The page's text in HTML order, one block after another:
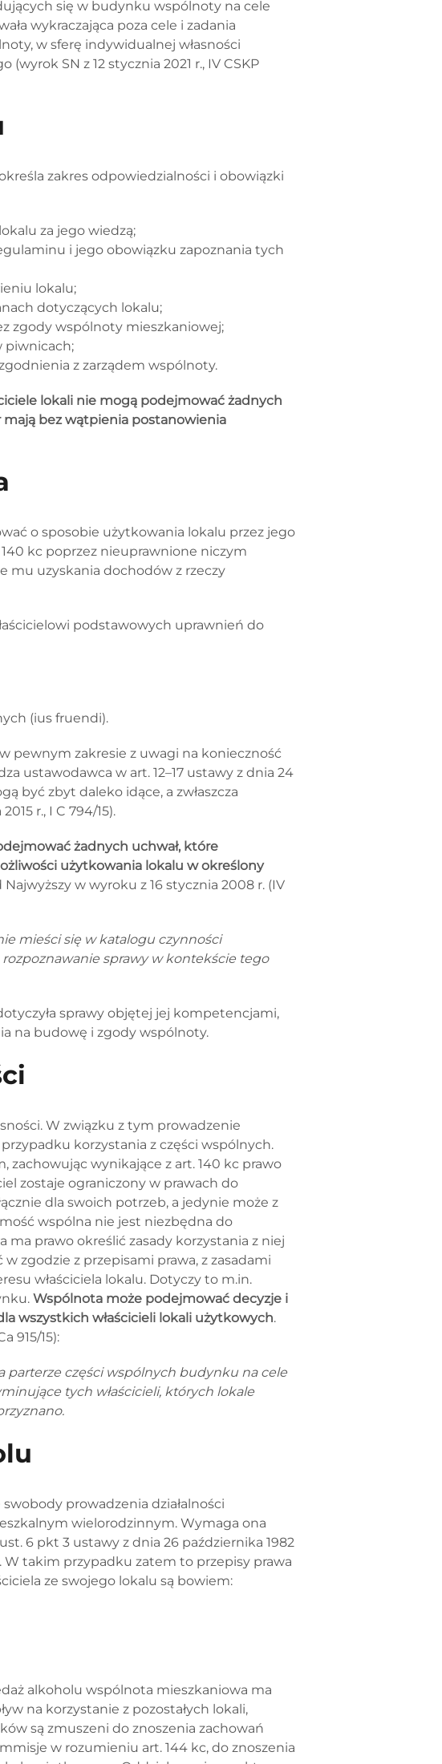
się w budynku wspólnoty na cele
wykraczająca poza cele i zadania
w sferę indywidualnej własności
SN z 12 stycznia 2021 r., IV CSKP
zakres odpowiedzialności i obowiązki
za jego wiedzą;
i jego obowiązku zapoznania tych
lokalu;
dotyczących lokalu;
zgody wspólnoty mieszkaniowej;
piwnicach;
z zarządem wspólnoty.
lokali nie mogą podejmować żadnych
mają bez wątpienia postanowienia
o sposobie użytkowania lokalu przez jego
140 kc poprzez nieuprawnione niczym
mu uzyskania dochodów z rzeczy
podstawowych uprawnień do
(ius fruendi).
pewnym zakresie z uwagi na konieczność
ustawodawca w art. 12–17 ustawy z dnia 24
być zbyt daleko idące, a zwłaszcza
r., I C 794/15).
żadnych uchwał, które
użytkowania lokalu w określony
Najwyższy w wyroku z 16 stycznia 2008 r. (IV
mieści się w katalogu czynności
rozpoznawanie sprawy w kontekście tego
sprawy objętej jej kompetencjami,
na budowę i zgody wspólnoty.
W związku z tym prowadzenie
korzystania z części wspólnych.
zachowując wynikające z art. 140 kc prawo
zostaje ograniczony w prawach do
dla swoich potrzeb, a jedynie może z
wspólna nie jest niezbędna do
prawo określić zasady korzystania z niej
zgodzie z przepisami prawa, z zasadami
właściciela lokalu. Dotyczy to m.in.
Wspólnota może podejmować decyzje i
wszystkich właścicieli lokali użytkowych.
915/15):
parterze części wspólnych budynku na cele
tych właścicieli, których lokale
prowadzenia działalności
wielorodzinnym. Wymaga ona
6 pkt 3 ustawy z dnia 26 października 1982
W takim przypadku zatem to przepisy prawa
ze swojego lokalu są bowiem:
alkoholu wspólnota mieszkaniowa ma
na korzystanie z pozostałych lokali,
są zmuszeni do znoszenia zachowań
w rozumieniu art. 144 kc, do znoszenia